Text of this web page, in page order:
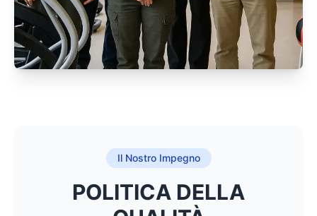
Il Nostro Impegno
POLITICA DELLA